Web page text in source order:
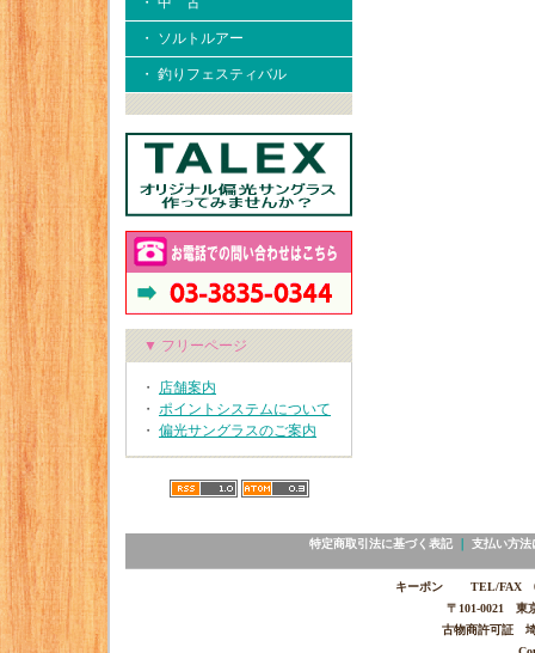
・ ソルトルアー
・ 釣りフェスティバル
▼ フリーページ
・ 店舗案内
・ ポイントシステムについて
・ 偏光サングラスのご案内
特定商取引法に基づく表記｜ 支払い方法
キーポン TEL/FAX
〒101-0021 東
古物商許可証